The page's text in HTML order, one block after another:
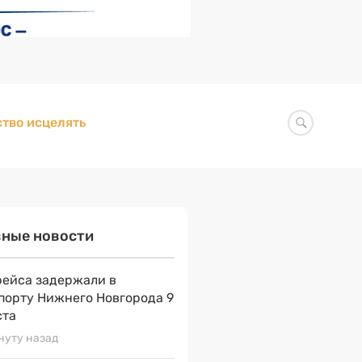
исцелять
новости
задержали в
Нижнего Новгорода 9
назад